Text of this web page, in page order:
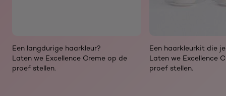
Een langdurige haarkleur?
Laten we Excellence Creme op de
proef stellen.
Een haarkleurkit die
Laten we Excellence
proef stellen.